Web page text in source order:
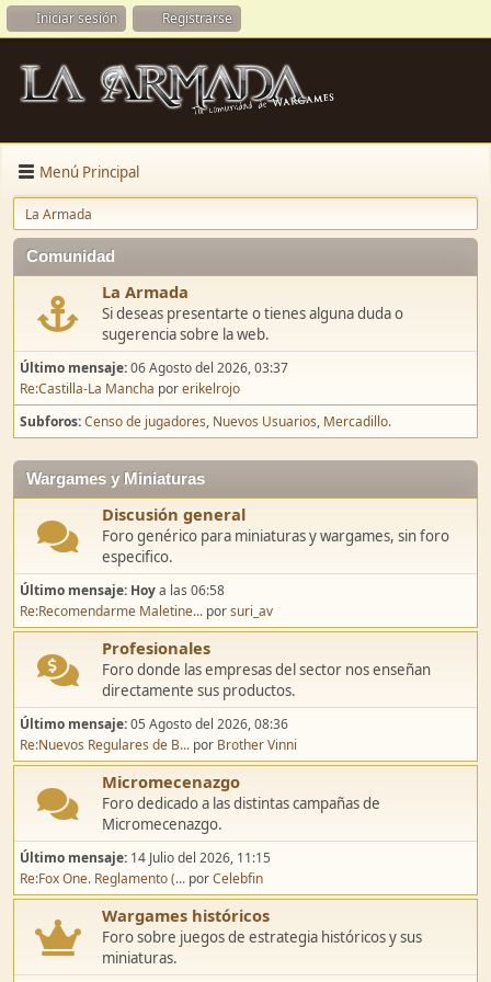
Iniciar sesión Registrarse
Menú Principal
La Armada
Comunidad
La Armada
Si deseas presentarte o tienes alguna duda o
sugerencia sobre la web.
Último mensaje:06 Agosto del 2026, 03:37
Re:Castilla-La Mancha porerikelrojo
Subforos Censo de jugadores Nuevos Usuarios Mercadillo.
Wargames y Miniaturas
Discusión general
Foro genérico para miniaturas y wargames, sin foro
especifico.
Último mensaje: Hoya las 06:58
Re:Recomendarme Maletine... porsuri_av
Profesionales
Foro donde las empresas del sector nos enseñan
directamente sus productos.
Último mensaje:05 Agosto del 2026, 08:36
Re:Nuevos Regulares de B... por Brother Vinni
Micromecenazgo
Foro dedicado a las distintas campañas de
Micromecenazgo.
Último mensaje: 14 Julio del 2026, 11:15
Re:Fox One. Reglamento (... porCelebfin
Wargames históricos
Foro sobre juegos de estrategia históricos y sus
miniaturas.